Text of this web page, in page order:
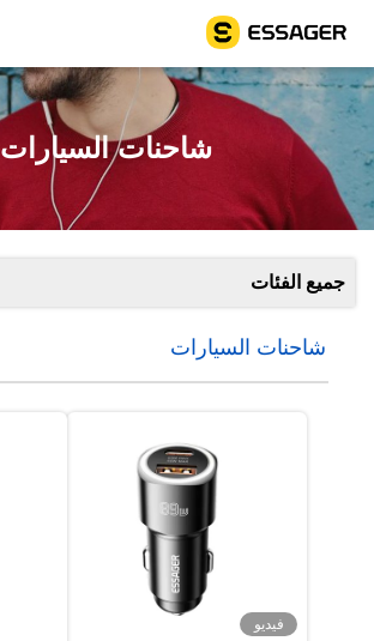
شاحنات السيارات
جميع الفئات
شاحنات السيارات
فيديو